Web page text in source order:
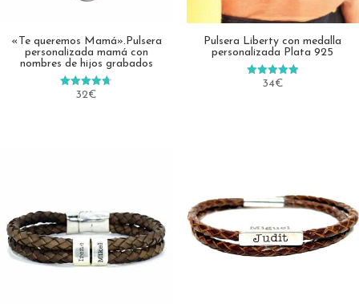
«Te queremos Mamá».Pulsera
personalizada mamá con
nombres de hijos grabados
Valorado en
32€
Pulsera Liberty con medalla
personalizada Plata 925
Valorado en
34€